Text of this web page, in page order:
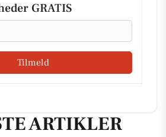
GRATIS
Tilmeld
ARTIKLER